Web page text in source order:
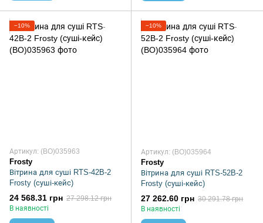
−10%
Артикул: (BO)035963
Frosty
Вітрина для суші RTS-42B-2
Frosty (суші-кейс)
24 568.31 грн 27 298.12 грн
В наявності
−10%
Артикул: (BO)035964
Frosty
Вітрина для суші RTS-52B-2
Frosty (суші-кейс)
27 262.60 грн 30 291.78 грн
В наявності